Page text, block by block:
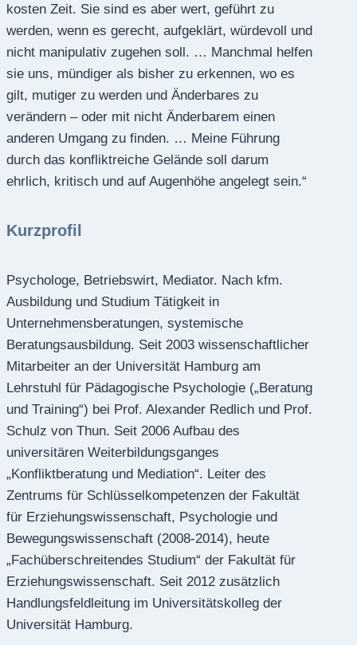
kosten Zeit. Sie sind es aber wert, geführt zu
werden, wenn es gerecht, aufgeklärt, würdevoll und
nicht manipulativ zugehen soll. … Manchmal helfen
sie uns, mündiger als bisher zu erkennen, wo es
gilt, mutiger zu werden und Änderbares zu
verändern – oder mit nicht Änderbarem einen
anderen Umgang zu finden. … Meine Führung
durch das konfliktreiche Gelände soll darum
ehrlich, kritisch und auf Augenhöhe angelegt sein.“
Kurzprofil
Psychologe, Betriebswirt, Mediator. Nach kfm.
Ausbildung und Studium Tätigkeit in
Unternehmensberatungen, systemische
Beratungsausbildung. Seit 2003 wissenschaftlicher
Mitarbeiter an der Universität Hamburg am
Lehrstuhl für Pädagogische Psychologie („Beratung
und Training“) bei Prof. Alexander Redlich und Prof.
Schulz von Thun. Seit 2006 Aufbau des
universitären Weiterbildungsganges
„Konfliktberatung und Mediation“. Leiter des
Zentrums für Schlüsselkompetenzen der Fakultät
für Erziehungswissenschaft, Psychologie und
Bewegungswissenschaft (2008-2014), heute
„Fachüberschreitendes Studium“ der Fakultät für
Erziehungswissenschaft. Seit 2012 zusätzlich
Handlungsfeldleitung im Universitätskolleg der
Universität Hamburg.